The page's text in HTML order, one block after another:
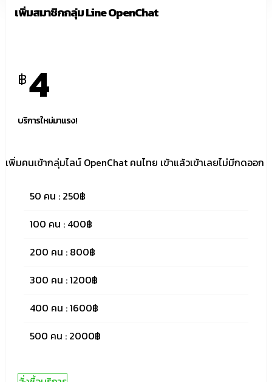
เพิ่มสมาชิกกลุ่ม Line OpenChat
฿4
บริการใหม่มาแรง!
เพิ่มคนเข้ากลุ่มไลน์ OpenChat คนไทย เข้าแล้วเข้าเลยไม่มีกดออก
50 คน : 250฿
100 คน : 400฿
200 คน : 800฿
300 คน : 1200฿
400 คน : 1600฿
500 คน : 2000฿